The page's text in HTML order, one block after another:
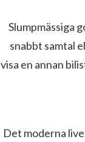
Slumpmässiga
snabbt samtal
visa en annan
Det moderna